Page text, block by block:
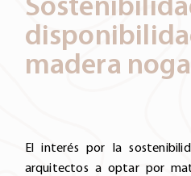
madera
El interés por la
arquitectos a optar por